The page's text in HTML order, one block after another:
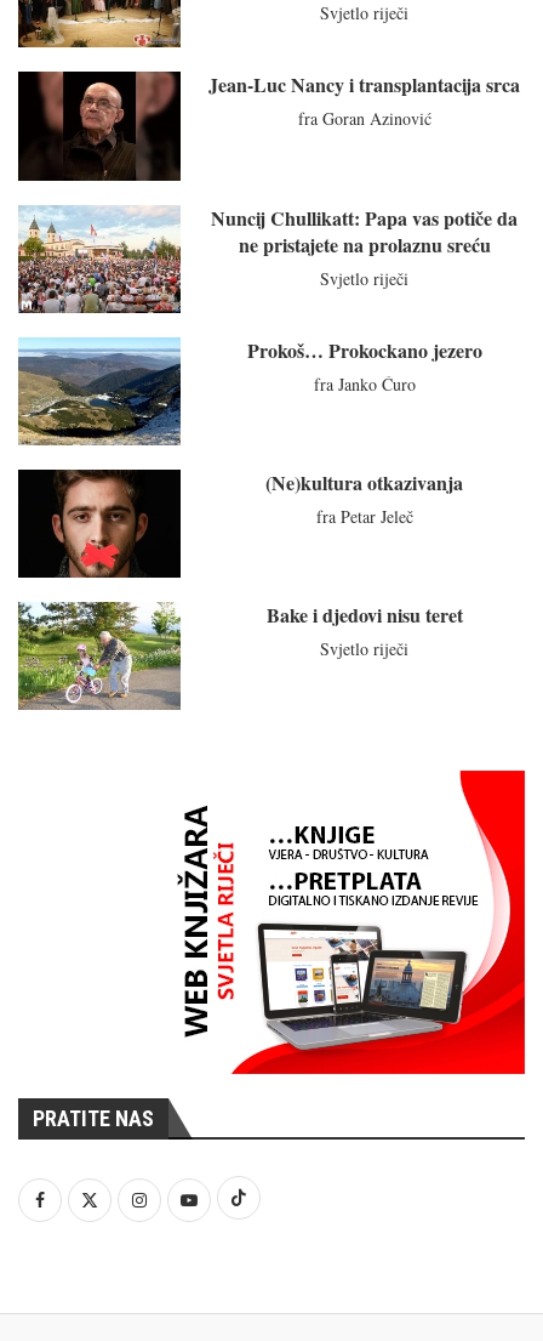
Svjetlo riječi
Jean-Luc Nancy i transplantacija srca
fra Goran Azinović
Nuncij Chullikatt: Papa vas potiče da
ne pristajete na prolaznu sreću
Svjetlo riječi
Prokoš… Prokockano jezero
fra Janko Ćuro
(Ne)kultura otkazivanja
fra Petar Jeleč
Bake i djedovi nisu teret
Svjetlo riječi
PRATITE NAS